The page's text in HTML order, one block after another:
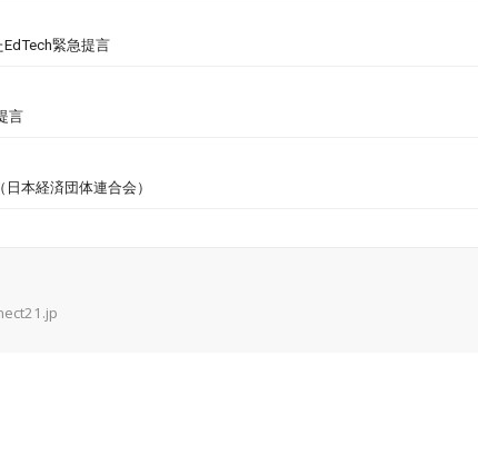
緊急提言
言
本経済団体連合会）